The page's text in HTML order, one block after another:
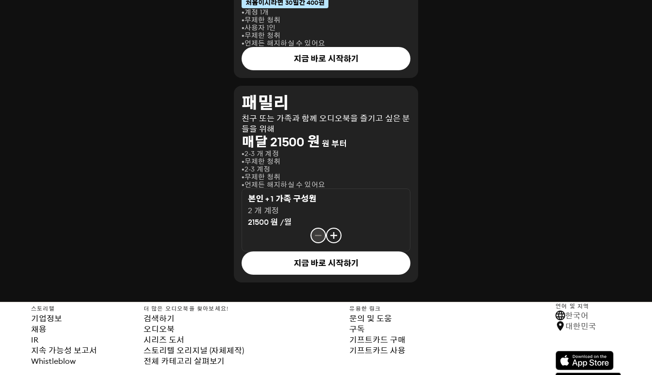
처음이시라면 30일간 400원
계정 1개
무제한 청취
사용자 1인
무제한 청취
언제든 해지하실 수 있어요
지금 바로 시작하기
패밀리
친구 또는 가족과 함께 오디오북을 즐기고 싶은 분
들을 위해
매달 21500 원 원 부터
2-3 개 계정
무제한 청취
2-3 계정
무제한 청취
언제든 해지하실 수 있어요
본인 + 1 가족 구성원
2 개 계정
21500 원 /월
지금 바로 시작하기
스토리텔
기업정보
채용
IR
지속 가능성 보고서
Whistleblow
더 많은 오디오북을 찾아보세요!
검색하기
오디오북
시리즈 도서
스토리텔 오리지널 (자체제작)
전체 카테고리 살펴보기
유용한 링크
문의 및 도움
구독
기프트카드 구매
기프트카드 사용
언어 및 지역
한국어
대한민국